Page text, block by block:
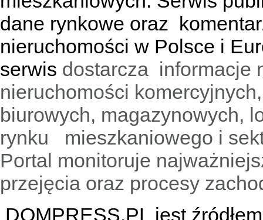
dane rynkowe oraz
nieruchomości w Polsce i
serwis dostarcza informacje
nieruchomości
biurowych, magazynowych,
rynku mieszkaniowego i
Portal monitoruje
przejęcia oraz procesy
DOMPRESS.PL jest